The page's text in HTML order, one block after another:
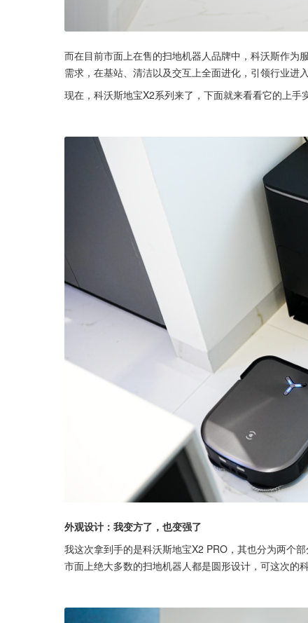
而在目前市面上在售的扫地机器人品牌中，科沃斯作为
需求，在基站、清洁以及交互上全面进化，引领行业进
现在，科沃斯地宝X2系列来了，下面就来看看它的上手
外观设计：我变方了，也变强了
我这次拿到手的是科沃斯地宝X2 PRO，其也分为两个
市面上绝大多数的扫地机器人都是圆形设计，可这次的